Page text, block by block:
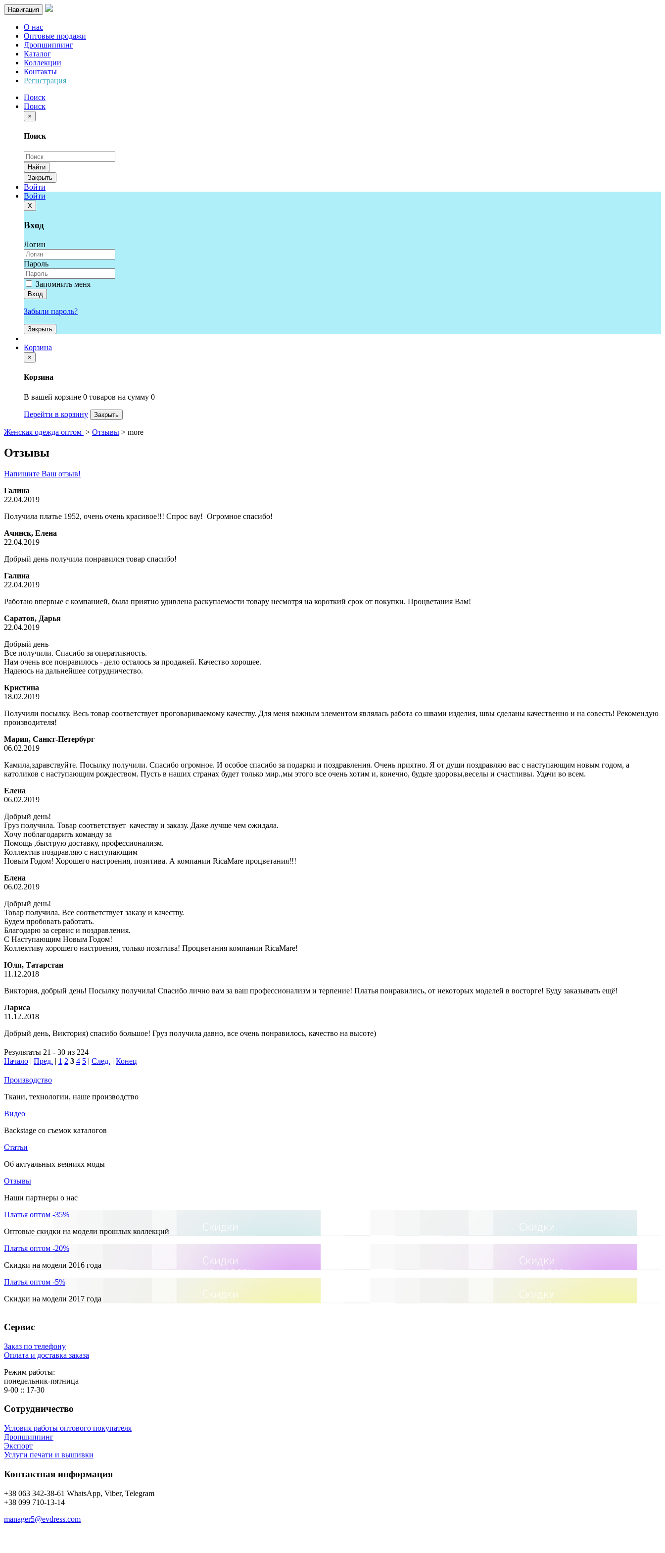
Навигация
О нас
Оптовые продажи
Дропшиппинг
Каталог
Коллекции
Контакты
Регистрация
Поиск
Поиск
×
Поиск
Найти
Закрыть
Войти
Войти
Х
Вход
Логин
Пароль
Запомнить меня
Вход
Забыли пароль?
Закрыть
Корзина
×
Корзина
В вашей корзине 0 товаров на сумму 0
Перейти в корзину Закрыть
Женская одежда оптом > Отзывы > more
Отзывы
Напишите Ваш отзыв!
Галина
22.04.2019
Получила платье 1952, очень очень красивое!!! Спрос вау! Огромное спасибо!
Ачинск, Елена
22.04.2019
Добрый день получила понравился товар спасибо!
Галина
22.04.2019
Работаю впервые с компанией, была приятно удивлена раскупаемости товару несмотря на короткий срок от покупки. Процветания Вам!
Саратов, Дарья
22.04.2019
Добрый день
Все получили. Спасибо за оперативность.
Нам очень все понравилось - дело осталось за продажей. Качество хорошее.
Надеюсь на дальнейшее сотрудничество.
Кристина
18.02.2019
Получили посылку. Весь товар соответствует проговариваемому качеству. Для меня важным элементом являлась работа со швами изделия, швы сделаны качественно и на совесть! Рекомендую
производителя!
Мария, Санкт-Петербург
06.02.2019
Камила,здравствуйте. Посылку получили. Спасибо огромное. И особое спасибо за подарки и поздравления. Очень приятно. Я от души поздравляю вас с наступающим новым годом, а
католиков с наступающим рождеством. Пусть в наших странах будет только мир.,мы этого все очень хотим и, конечно, будьте здоровы,веселы и счастливы. Удачи во всем.
Елена
06.02.2019
Добрый день!
Груз получила. Товар соответствует качеству и заказу. Даже лучше чем ожидала.
Хочу поблагодарить команду за
Помощь ,быструю доставку, профессионализм.
Коллектив поздравляю с наступающим
Новым Годом! Хорошего настроения, позитива. А компании RicaMare процветания!!!
Елена
06.02.2019
Добрый день!
Товар получила. Все соответствует заказу и качеству.
Будем пробовать работать.
Благодарю за сервис и поздравления.
С Наступающим Новым Годом!
Коллективу хорошего настроения, только позитива! Процветания компании RicaMare!
Юля, Татарстан
11.12.2018
Виктория, добрый день! Посылку получила! Спасибо лично вам за ваш профессионализм и терпение! Платья понравились, от некоторых моделей в восторге! Буду заказывать ещё!
Лариса
11.12.2018
Добрый день, Виктория) спасибо большое! Груз получила давно, все очень понравилось, качество на высоте)
Результаты 21 - 30 из 224
Начало | Пред. | 1 2 3 4 5 | След. | Конец
Производство
Ткани, технологии, наше производство
Видео
Backstage со съемок каталогов
Статьи
Об актуальных веяниях моды
Отзывы
Наши партнеры о нас
Платья оптом -35%
Оптовые скидки на модели прошлых коллекций
Платья оптом -20%
Скидки на модели 2016 года
Платья оптом -5%
Скидки на модели 2017 года
Сервис
Заказ по телефону
Оплата и доставка заказа
Режим работы:
понедельник-пятница
9-00 :: 17-30
Сотрудничество
Условия работы оптового покупателя
Дропшиппинг
Экспорт
Услуги печати и вышивки
Контактная информация
+38 063 342-38-61 WhatsApp, Viber, Telegram
+38 099 710-13-14
manager5@evdress.com